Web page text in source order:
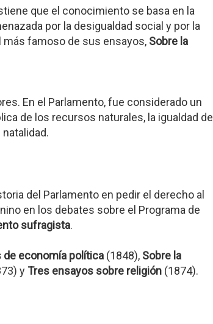
que el conocimiento se basa en la
por la desigualdad social y por la
más famoso de sus ensayos, Sobre la
En el Parlamento, fue considerado un
de los recursos naturales, la igualdad de
del Parlamento en pedir el derecho al
en los debates sobre el Programa de
sufragista.
de economía política (1848), Sobre la
y Tres ensayos sobre religión (1874).